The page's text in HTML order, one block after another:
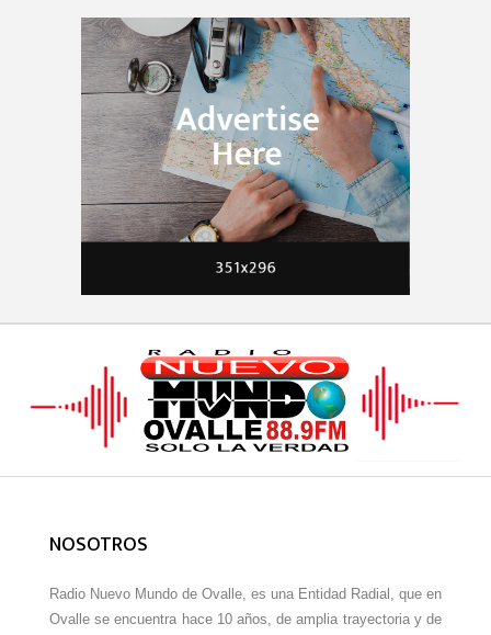
NOSOTROS
Radio Nuevo Mundo de Ovalle, es una Entidad Radial, que en
Ovalle se encuentra hace 10 años, de amplia trayectoria y de